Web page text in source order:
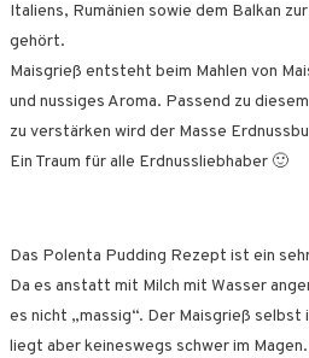
Italiens, Rumänien sowie dem Balkan
gehört.
Maisgrieß entsteht beim Mahlen von
und nussiges Aroma. Passend zu
zu verstärken wird der Masse
Ein Traum für alle Erdnussliebhaber 🙂
Das Polenta Pudding Rezept ist ein
Da es anstatt mit Milch mit Wasser
es nicht „massig“. Der Maisgrieß
liegt aber keineswegs schwer im Magen.